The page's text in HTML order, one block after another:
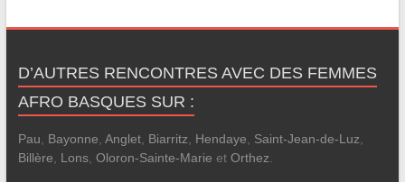
D’AUTRES RENCONTRES AVEC DES FEMMES
AFRO BASQUES SUR :
Pau Bayonne Anglet, Biarritz Hendaye Saint-Jean-de-Luz
Billère
Lons, Oloron-Sainte-Marie et Orthez